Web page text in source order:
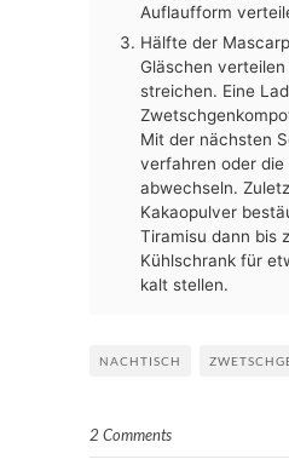
Auflaufform
Hälfte der
Gläschen
streichen. Eine
Mit der nächsten
verfahren oder die
abwechseln.
Kakaopulver
Tiramisu dann bis
Kühlschrank für
kalt stellen.
NACHTISCH
2 Comments